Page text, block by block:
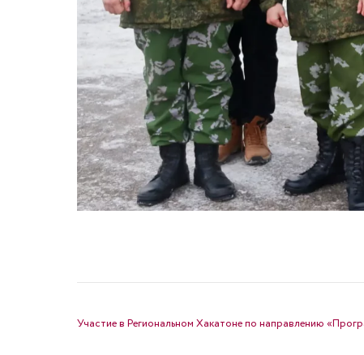
Участие в Региональном Хакатоне по направлению